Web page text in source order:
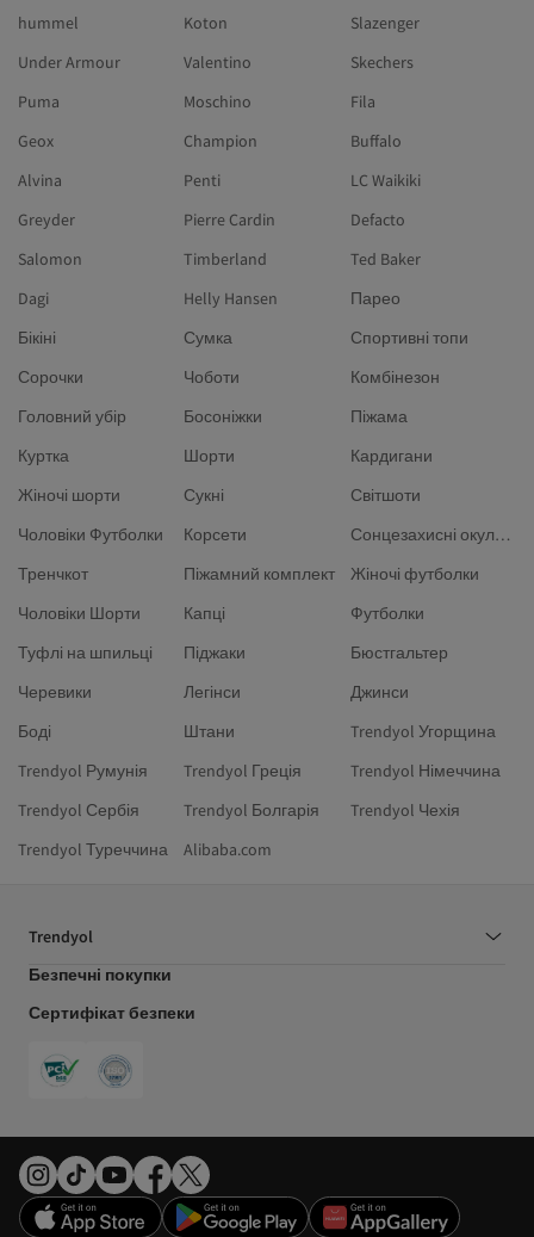
hummel
Koton
Slazenger
Under Armour
Valentino
Skechers
Puma
Moschino
Fila
Geox
Champion
Buffalo
Alvina
Penti
LC Waikiki
Greyder
Pierre Cardin
Defacto
Salomon
Timberland
Ted Baker
Dagi
Helly Hansen
Парео
Бікіні
Сумка
Спортивні топи
Сорочки
Чоботи
Комбінезон
Головний убір
Босоніжки
Піжама
Куртка
Шорти
Кардигани
Жіночі шорти
Сукні
Світшоти
Чоловіки Футболки
Корсети
Сонцезахисні окуляри
Тренчкот
Піжамний комплект
Жіночі футболки
Чоловіки Шорти
Капці
Футболки
Туфлі на шпильці
Піджаки
Бюстгальтер
Черевики
Легінси
Джинси
Боді
Штани
Trendyol Угорщина
Trendyol Румунія
Trendyol Греція
Trendyol Німеччина
Trendyol Сербія
Trendyol Болгарія
Trendyol Чехія
Trendyol Туреччина
Alibaba.com
Trendyol
Безпечні покупки
Сертифікат безпеки